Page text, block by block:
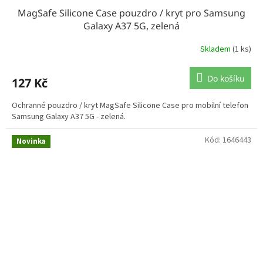
MagSafe Silicone Case pouzdro / kryt pro Samsung
Galaxy A37 5G, zelená
Skladem (1 ks)
127 Kč Do košíku
Ochranné pouzdro / kryt MagSafe Silicone Case pro mobilní telefon
Samsung Galaxy A37 5G - zelená.
Novinka Kód: 1646443